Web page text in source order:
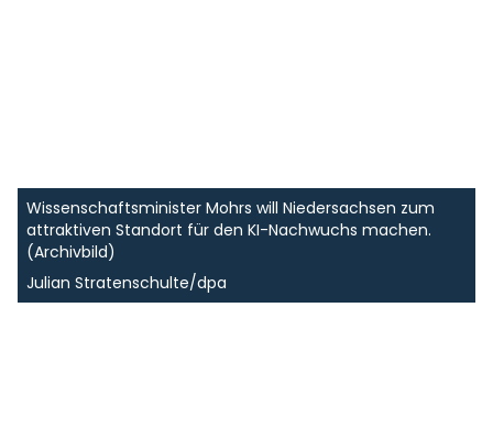
Wissenschaftsminister Mohrs will Niedersachsen zum
attraktiven Standort für den KI-Nachwuchs machen.
(Archivbild)
Julian Stratenschulte/dpa